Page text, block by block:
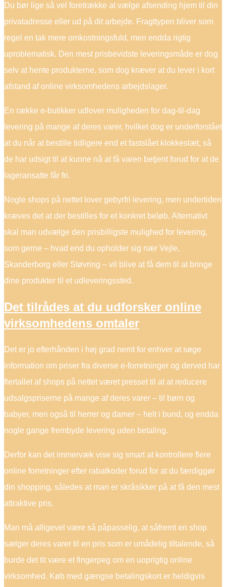
Du bør lige så vel foretrække at vælge afsending hjem til din
privatadresse eller ud på dit arbejde. Fragttypen bliver som
regel en tak mere omkostningsfuld, men endda rigtig
uproblematisk. Den mest prisbevidste leveringsmåde er dog
selv at hente produkterne, som dog kræver at du lever i kort
afstand af online virksomhedens arbejdslager.
En række e-butikker udlover muligheden for dag-til-dag
levering på mange af deres varer, hvilket dog er underforstået
at du når at bestille tidligere end et fastslået klokkeslæt, så
de har udsigt til at kunne nå at få varen betjent forud for at de
lageransatte får fri.
Nogle shops på nettet lover gebyrfri levering, men undertiden
kræves det at der bestilles for et konkret beløb. Alternativt
skal man udvælge den prisbilligste mulighed for levering,
som gerne – hvad end du opholder sig nær Vejle,
Skanderborg eller Støvring – vil blive at få dem til at bringe
dine produkter til et udleveringssted.
Det tilrådes at du udforsker online
virksomhedens omtaler
Det er jo efterhånden i høj grad nemt for enhver at søge
information om priser fra diverse e-forretninger og derved har
flertallet af shops på nettet været presset til at at reducere
udsalgspriserne på mange af deres varer – til børn og
babyer, men også til herrer og damer – helt i bund, og endda
nogle gange frembyde levering uden betaling.
Derfor kan det immervæk vise sig smart at kontrollere flere
online forretninger efter rabatkoder forud for at du færdiggør
din shopping, således at man er skråsikker på at få den mest
attraktive pris.
Man må alligevel være så påpasselig, at såfremt en shop
sælger deres varer til en pris som er umådelig tiltalende, så
burde det tit være et fingerpeg om en uoprigtig online
virksomhed. Køb med gængse betalingskort er heldigvis